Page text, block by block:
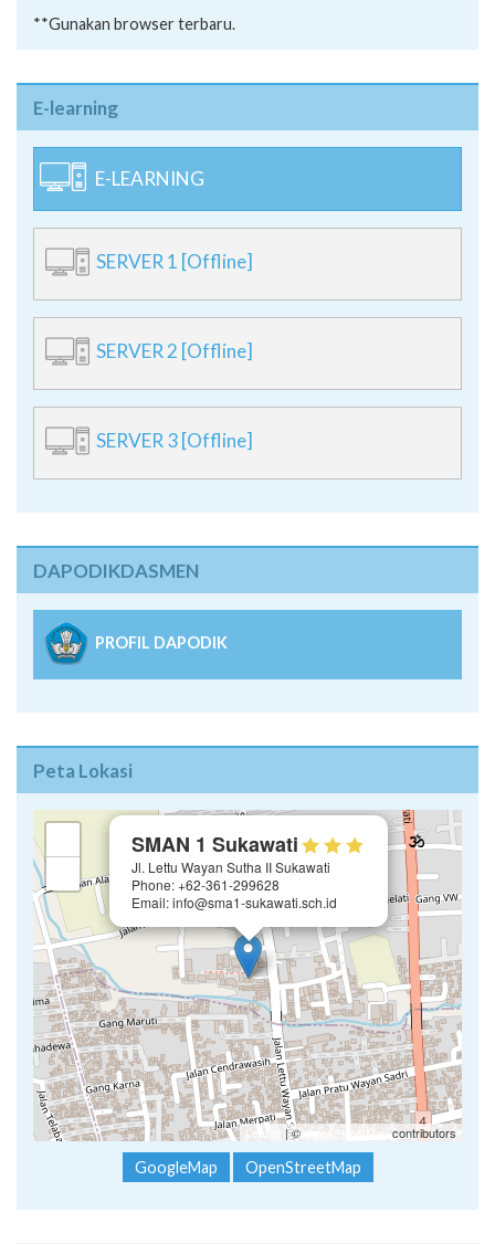
**Gunakan browser terbaru.
E-learning
E-LEARNING
SERVER 1 [Offline]
SERVER 2 [Offline]
SERVER 3 [Offline]
DAPODIKDASMEN
PROFIL DAPODIK
Peta Lokasi
SMAN 1 Sukawati
Jl. Lettu Wayan Sutha II Sukawati
Phone: +62-361-299628
Email: info@sma1-sukawati.sch.id
Leaflet | ©OpenStreetMap contributors
GoogleMap OpenStreetMap